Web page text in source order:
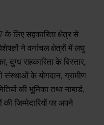
लिए सहकारिता क्षेत्र से
ने वनांचल क्षेत्रों में लघु
दुग्ध सहकारिता के विस्तार,
संस्थाओं के योगदान, ग्रामीण
की भूमिका तथा नाबार्ड,
जिम्मेदारियों पर अपने